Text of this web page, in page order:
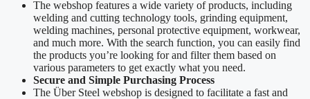
The webshop features a wide variety of products, including
welding and cutting technology tools, grinding equipment,
welding machines, personal protective equipment, workwear,
and much more. With the search function, you can easily find
the products you’re looking for and filter them based on
various parameters to get exactly what you need.
Secure and Simple Purchasing Process
The Über Steel webshop is designed to facilitate a fast and